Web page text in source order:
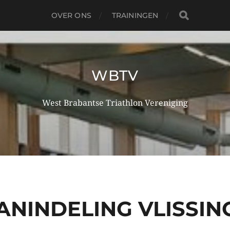
OVER ONS TRAININGEN
WBTV
West Brabantse Triathlon Vereniging